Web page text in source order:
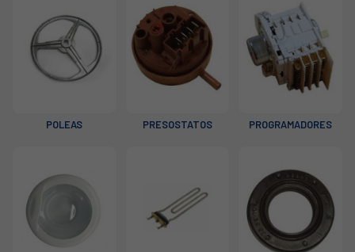
POLEAS PRESOSTATOS PROGRAMADORES